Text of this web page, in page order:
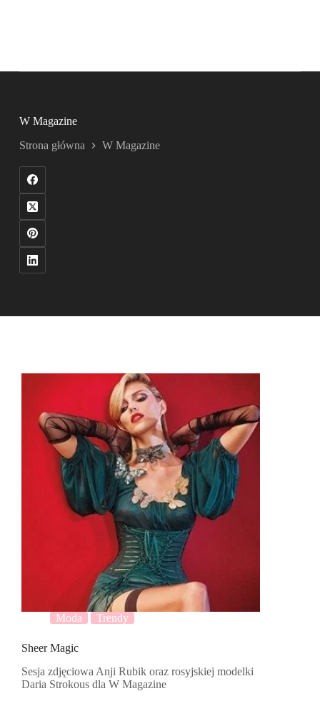
W Magazine
Strona główna W Magazine
Moda Trendy
Sheer Magic
Sesja zdjęciowa Anji Rubik oraz rosyjskiej modelki
Daria Strokous dla W Magazine